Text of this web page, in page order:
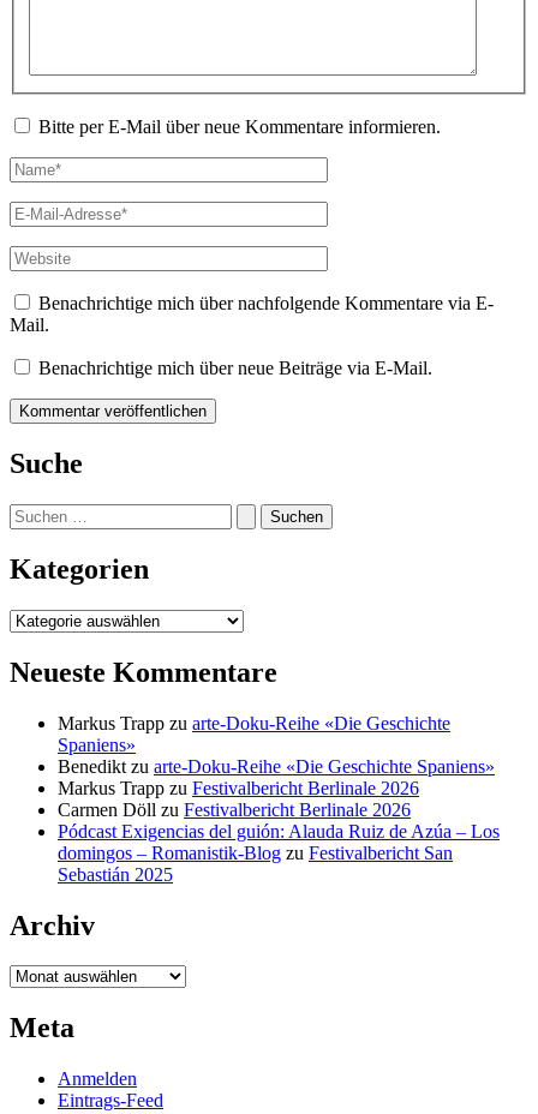
Bitte per E-Mail über neue Kommentare informieren.
Name*
E-
Mail-
Adresse*
Website
Benachrichtige mich über nachfolgende Kommentare via E-
Mail.
Benachrichtige mich über neue Beiträge via E-Mail.
Suche
Suchen
nach:
Kategorien
Kategorien
Neueste Kommentare
Markus Trapp zu arte-Doku-Reihe «Die Geschichte
Spaniens»
Benedikt zu arte-Doku-Reihe «Die Geschichte Spaniens»
Markus Trapp zu Festivalbericht Berlinale 2026
Carmen Döll zu Festivalbericht Berlinale 2026
Pódcast Exigencias del guión: Alauda Ruiz de Azúa – Los
domingos – Romanistik-Blog zu Festivalbericht San
Sebastián 2025
Archiv
Archiv
Meta
Anmelden
Eintrags-Feed